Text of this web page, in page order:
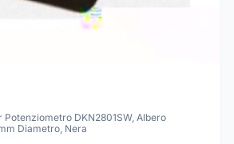
Potenziometro DKN2801SW, Albero
Diametro, Nera